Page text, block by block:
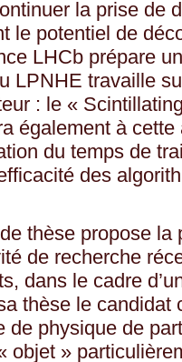
la prise de
le potentiel de
LHCb prépare
LPNHE travaille
: le «
également à
du temps de
des
thèse propose la
de recherche
dans le cadre
thèse le
de physique de
objet »